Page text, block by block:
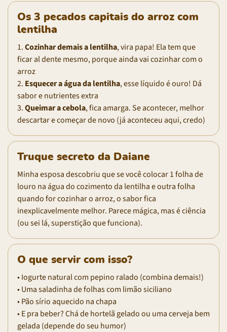
Os 3 pecados capitais do arroz com
lentilha
1.Cozinhar demais a lentilha, vira papa! Ela tem que
ficar al dente mesmo, porque ainda vai cozinhar com o
arroz
2. Esquecer a água da lentilha, esse líquido é ouro! Dá
sabor e nutrientes extra
3.Queimar a cebola, fica amarga. Se acontecer, melhor
descartar e começar de novo (já aconteceu aqui, credo)
Truque secreto da Daiane
Minha esposa descobriu que se você colocar 1 folha de
louro na água do cozimento da lentilha e outra folha
quando for cozinhar o arroz, o sabor fica
inexplicavelmente melhor. Parece mágica, mas é ciência
(ou sei lá, superstição que funciona).
O que servir com isso?
• Iogurte natural com pepino ralado (combina demais!)
• Uma saladinha de folhas com limão siciliano
• Pão sírio aquecido na chapa
• E pra beber? Chá de hortelã gelado ou uma cerveja bem
gelada (depende do seu humor)